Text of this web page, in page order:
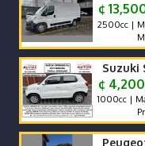
¢
2500cc |
Muy
Suzuki
¢
1000cc |